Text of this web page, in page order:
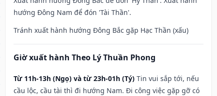
hướng Đông Nam để đón 'Tài Thần'.
Tránh xuất hành hướng Đông Bắc gặp Hạc Thần (xấu)
Giờ xuất hành Theo Lý Thuần Phong
Từ 11h-13h (Ngọ) và từ 23h-01h (Tý) Tin vui sắp tới, nếu
cầu lộc, cầu tài thì đi hướng Nam. Đi công việc gặp gỡ có